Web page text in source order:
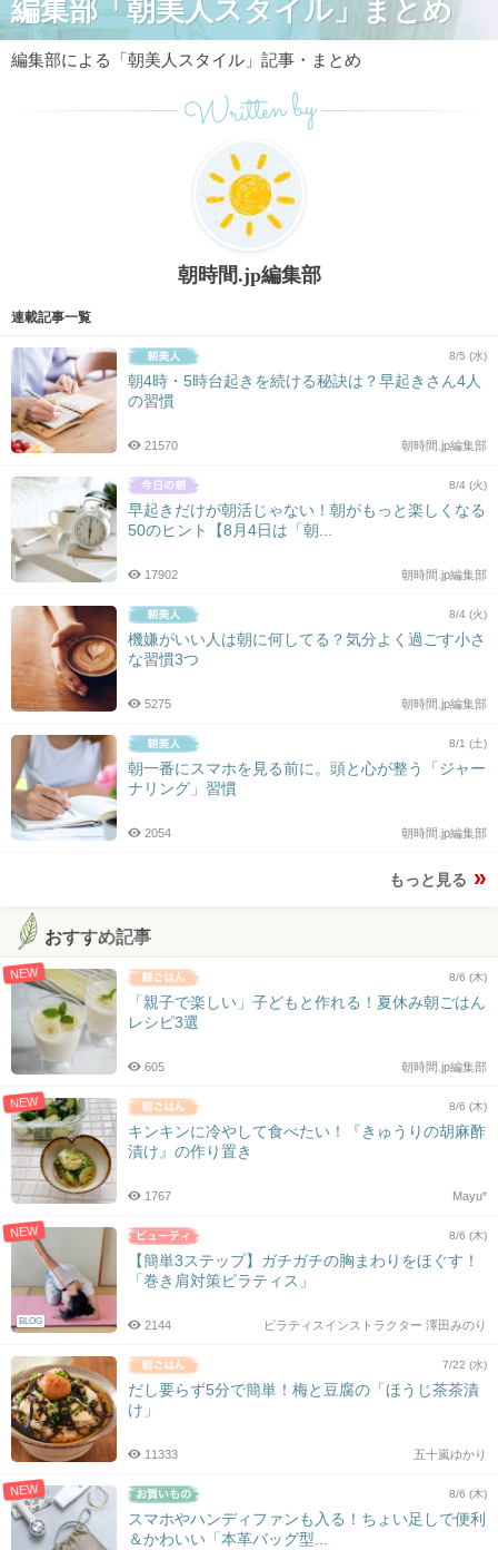
編集部「朝美人スタイル」まとめ
編集部による「朝美人スタイル」記事・まとめ
Written by
朝時間.jp編集部
連載記事一覧
8/5 (水)
朝4時・5時台起きを続ける秘訣は？早起きさん4人
の習慣
朝時間.jp編集部
21570
8/4 (火)
早起きだけが朝活じゃない！朝がもっと楽しくなる
50のヒント【8月4日は「朝...
朝時間.jp編集部
17902
8/4 (火)
機嫌がいい人は朝に何してる？気分よく過ごす小さ
な習慣3つ
朝時間.jp編集部
5275
8/1 (土)
朝一番にスマホを見る前に。頭と心が整う「ジャー
ナリング」習慣
朝時間.jp編集部
2054
もっと見る
おすすめ記事
NEW 8/6 (木)
「親子で楽しい」子どもと作れる！夏休み朝ごはん
レシピ3選
朝時間.jp編集部
605
NEW 8/6 (木)
キンキンに冷やして食べたい！『きゅうりの胡麻酢
漬け』の作り置き
Mayu*
1767
NEW
BLOG
8/6 (木)
【簡単3ステップ】ガチガチの胸まわりをほぐす！
「巻き肩対策ピラティス」
ピラティスインストラクター 澤田みのり
2144
7/22 (水)
だし要らず5分で簡単！梅と豆腐の「ほうじ茶茶漬
け」
五十嵐ゆかり
11333
NEW 8/6 (木)
スマホやハンディファンも入る！ちょい足しで便利
＆かわいい「本革バッグ型...